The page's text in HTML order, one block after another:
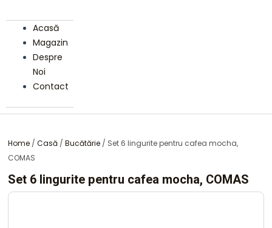
Acasă
Magazin
Despre
Noi
Contact
Home /Casă /Bucătărie / Set 6 lingurite pentru cafea mocha,
COMAS
Set 6 lingurite pentru cafea mocha, COMAS